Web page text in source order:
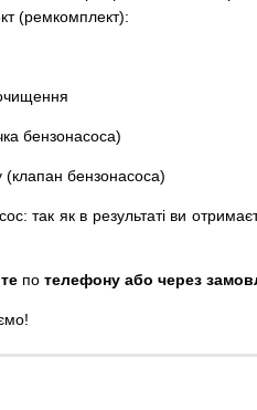
(ремкомплект):
бензонасоса)
(клапан бензонасоса)
: так як в результаті ви
по телефону або через
!